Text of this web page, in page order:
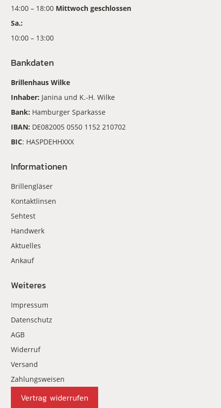
14:00 – 18:00 Mittwoch geschlossen
Sa.:
10:00 – 13:00
Bankdaten
Brillenhaus Wilke
Inhaber: Janina und K.-H. Wilke
Bank: Hamburger Sparkasse
IBAN: DE082005 0550 1152 210702
BIC: HASPDEHHXXX
Informationen
Brillengläser
Kontaktlinsen
Sehtest
Handwerk
Aktuelles
Ankauf
Weiteres
Impressum
Datenschutz
AGB
Widerruf
Versand
Zahlungsweisen
Vertrag widerrufen